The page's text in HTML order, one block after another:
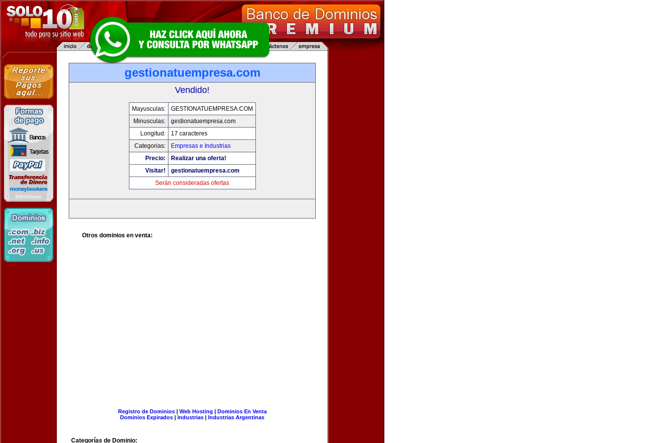
gestionatuempresa.com
Vendido!
Mayusculas:
GESTIONATUEMPRESA.COM
Minusculas:
gestionatuempresa.com
Longitud:
17 caracteres
Categorias:
Empresas e Industrias
Precio:
Realizar una oferta!
Visitar!
gestionatuempresa.com
Serán consideradas ofertas
Otros dominios en venta:
Registro de Dominios| Web Hosting | Dominios En Venta
Dominios Expirados | Industrias | Industrias Argentinas
Categorías de Dominio: